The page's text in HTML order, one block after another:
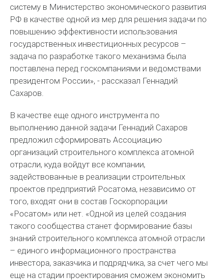
систему в Министерство экономического развития
РФ в качестве одной из мер для решения задачи по
повышению эффективности использования
государственных инвестиционных ресурсов –
задача по разработке такого механизма была
поставлена перед госкомпаниями и ведомствами
президентом России», - рассказал Геннадий
Сахаров.
В качестве еще одного инструмента по
выполнению данной задачи Геннадий Сахаров
предложил сформировать Ассоциацию
организаций строительного комплекса атомной
отрасли, куда войдут все компании,
задействованные в реализации строительных
проектов предприятий Росатома, независимо от
того, входят они в состав Госкорпорации
«Росатом» или нет. «Одной из целей создания
такого сообщества станет формирование базы
знаний строительного комплекса атомной отрасли
– единого информационного пространства
инвестора, заказчика и подрядчика, за счет чего мы
еще на стадии проектирования сможем экономить